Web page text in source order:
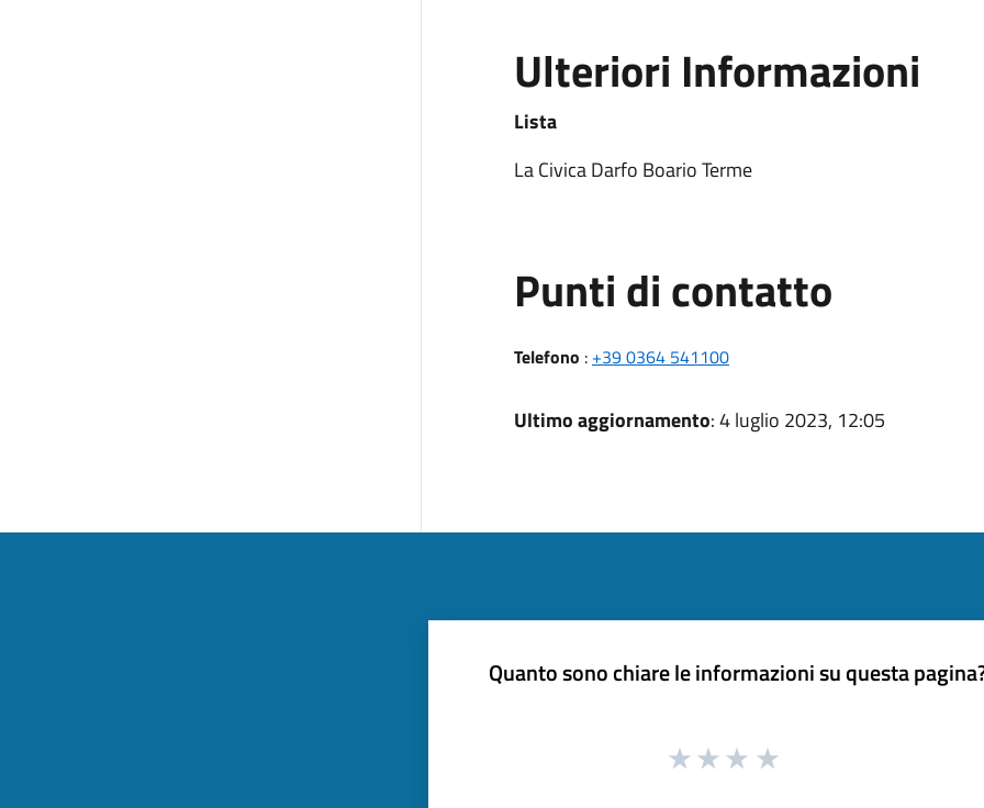
Ulteriori Informazioni
Lista
La Civica Darfo Boario Terme
Punti di contatto
Telefono : +39 0364 541100
Ultimo aggiornamento: 4 luglio 2023, 12:05
Quanto sono chiare le informazioni su questa